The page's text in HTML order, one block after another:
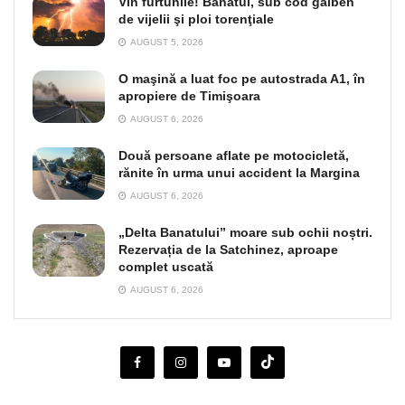
de vijelii şi ploi torenţiale
AUGUST 5, 2026
O maşină a luat foc pe autostrada A1, în
apropiere de Timişoara
AUGUST 6, 2026
Două persoane aflate pe motocicletă,
rănite în urma unui accident la Margina
AUGUST 6, 2026
„Delta Banatului” moare sub ochii noștri.
Rezervația de la Satchinez, aproape
complet uscată
AUGUST 6, 2026